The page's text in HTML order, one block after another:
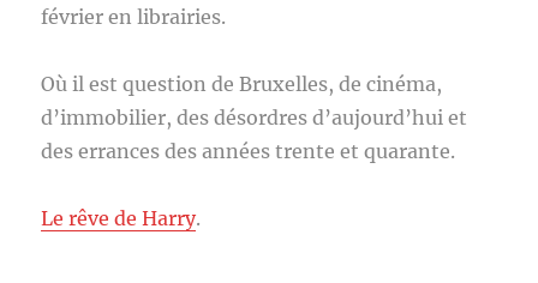
février en librairies.
Où il est question de Bruxelles, de cinéma,
d’immobilier, des désordres d’aujourd’hui et
des errances des années trente et quarante.
Le rêve de Harry.